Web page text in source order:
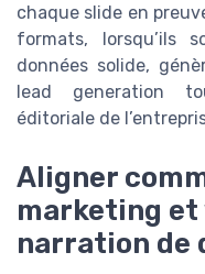
chaque slide en
formats, lorsqu’ils
données solide,
lead generation
éditoriale de
Aligner
marketing et
narration de